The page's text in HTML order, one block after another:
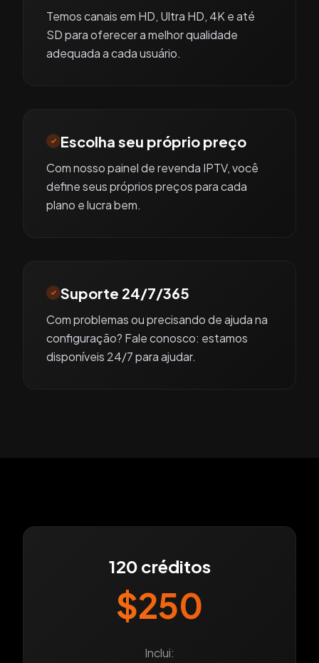
Temos canais em HD, Ultra HD, 4K e até
SD para oferecer a melhor qualidade
adequada a cada usuário.
Escolha seu próprio preço
Com nosso painel de revenda IPTV, você
define seus próprios preços para cada
plano e lucra bem.
Suporte 24/7/365
Com problemas ou precisando de ajuda na
configuração? Fale conosco: estamos
disponíveis 24/7 para ajudar.
120 créditos
$250
Inclui: